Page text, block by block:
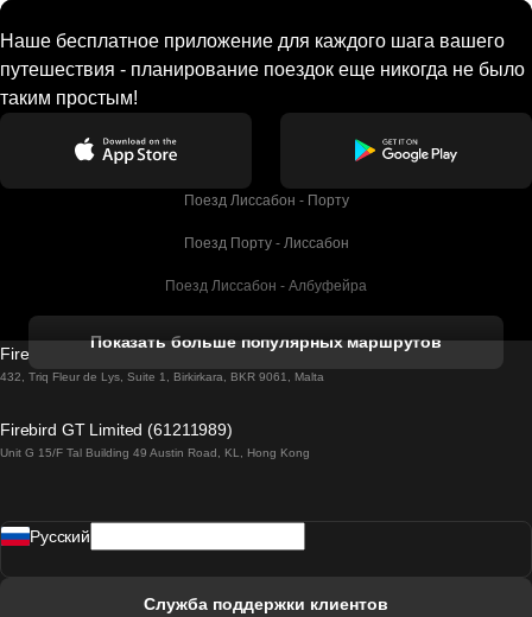
Наше бесплатное приложение для каждого шага вашего
путешествия - планирование поездок еще никогда не было
таким простым!
Поезд Лиссабон - Порту
Поезд Порту - Лиссабон
Поезд Лиссабон - Албуфейра
Поезд Лиссабон - Лагос
Поезд Лиссабон - Мадрид
Показать больше популярных маршрутов
Firebird GT Limited (OC 1451)
432, Triq Fleur de Lys, Suite 1, Birkirkara, BKR 9061, Malta
Firebird GT Limited (61211989)
Unit G 15/F Tal Building 49 Austin Road, KL, Hong Kong
Pусский
Служба поддержки клиентов